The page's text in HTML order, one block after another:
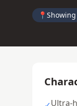
📍
Ultra-